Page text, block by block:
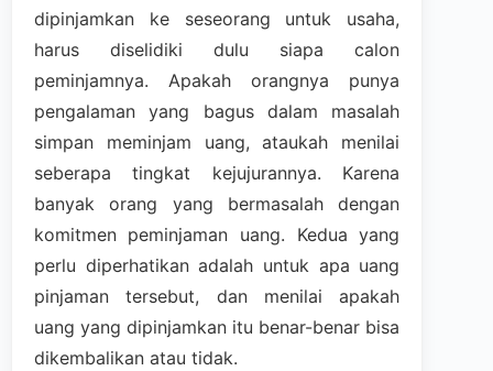
dipinjamkan ke seseorang untuk usaha,
harus diselidiki dulu siapa calon
peminjamnya. Apakah orangnya punya
pengalaman yang bagus dalam masalah
simpan meminjam uang, ataukah menilai
seberapa tingkat kejujurannya. Karena
banyak orang yang bermasalah dengan
komitmen peminjaman uang. Kedua yang
perlu diperhatikan adalah untuk apa uang
pinjaman tersebut, dan menilai apakah
uang yang dipinjamkan itu benar-benar bisa
dikembalikan atau tidak.